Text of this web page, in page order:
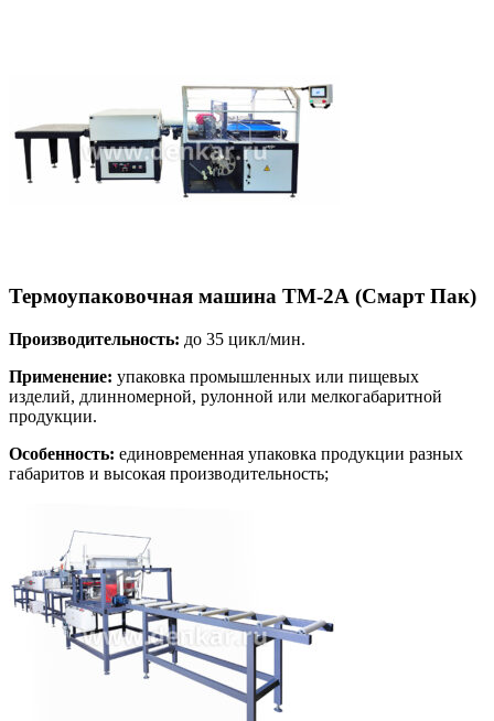
Термоупаковочная машина ТМ-2А (Смарт Пак)
Производительность: до 35 цикл/мин.
Применение: упаковка промышленных или пищевых
изделий, длинномерной, рулонной или мелкогабаритной
продукции.
Особенность: единовременная упаковка продукции разных
габаритов и высокая производительность;